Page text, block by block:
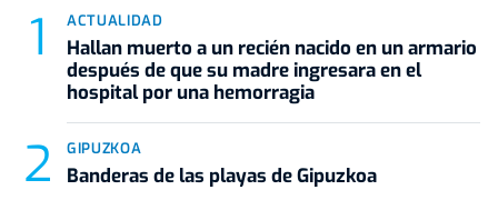
ACTUALIDAD
Hallan muerto a un recién nacido en un armario
después de que su madre ingresara en el
hospital por una hemorragia
GIPUZKOA
Banderas de las playas de Gipuzkoa